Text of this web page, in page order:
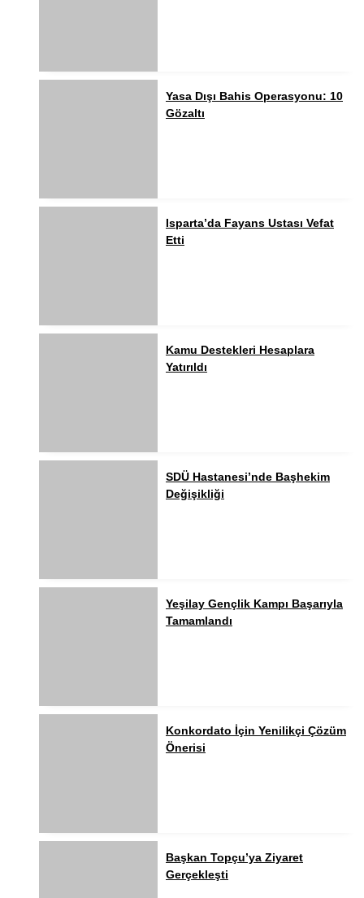
Yasa Dışı Bahis Operasyonu: 10
Gözaltı
Isparta’da Fayans Ustası Vefat
Etti
Kamu Destekleri Hesaplara
Yatırıldı
SDÜ Hastanesi’nde Başhekim
Değişikliği
Yeşilay Gençlik Kampı Başarıyla
Tamamlandı
Konkordato İçin Yenilikçi Çözüm
Önerisi
Başkan Topçu’ya Ziyaret
Gerçekleşti